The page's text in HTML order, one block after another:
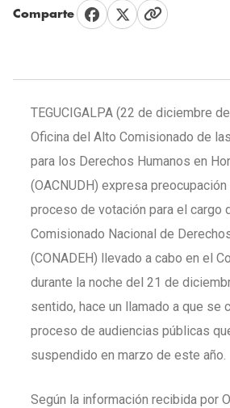
Comparte
TEGUCIGALPA (22 de diciembre
Oficina del Alto Comisionado de
para los Derechos Humanos en
(OACNUDH) expresa
proceso de votación para el cargo
Comisionado Nacional de
(CONADEH) llevado a cabo en el
durante la noche del 21 de
sentido, hace un llamado a que se
proceso de audiencias públicas
suspendido en marzo de este año.
Según la información recibida por